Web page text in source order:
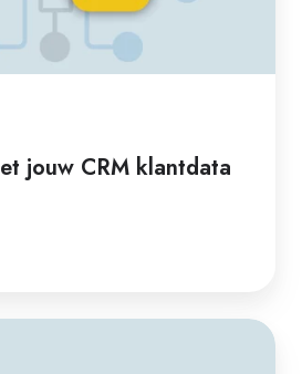
jouw CRM klantdata